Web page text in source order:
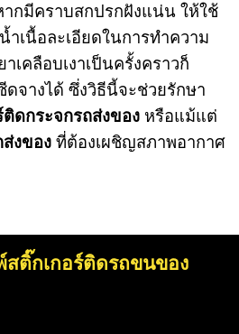
ากมีคราบสกปรกฝังแน่น ให้ใช้
เนื้อละเอียดในการทำความ
เคลือบเงาเป็นครั้งคราวก็
จางได้ ซึ่งวิธีนี้จะช่วยรักษา
ติดกระจกรถส่งของ หรือแม้แต่
งของ ที่ต้องเผชิญสภาพอากาศ
ติ๊กเกอร์ติดรถขนของ